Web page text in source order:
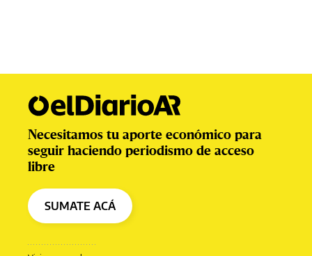
Necesitamos tu aporte económico para
seguir haciendo periodismo de acceso
libre
SUMATE ACÁ